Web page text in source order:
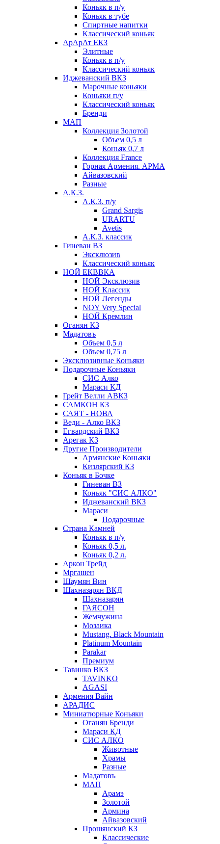
Коньяк в п/у
Коньяк в тубе
Спиртные напитки
Классический коньяк
АрАрАт ЕКЗ
Элитные
Коньяк в п/у
Классический коньяк
Иджеванский ВКЗ
Марочные коньяки
Коньяки п/у
Классический коньяк
Бренди
МАП
Коллекция Золотой
Объем 0,5 л
Коньяк 0,7 л
Коллекция France
Горная Армения. АРМА
Айвазовский
Разные
А.К.З.
А.К.З. п/у
Grand Sargis
URARTU
Avetis
А.К.З. классик
Гиневан ВЗ
Эксклюзив
Классический коньяк
НОЙ ЕКВВКА
НОЙ Эксклюзив
НОЙ Классик
НОЙ Легенды
NOY Very Speсial
НОЙ Кремлин
Оганян КЗ
Мадатовъ
Объем 0,5 л
Объем 0,75 л
Эксклюзивные Коньяки
Подарочные Коньяки
СИС Алко
Мараси КД
Грейт Велли АВКЗ
САМКОН КЗ
САЯТ - НОВА
Веди - Алко ВКЗ
Егвардский ВКЗ
Арегак КЗ
Другие Производители
Армянские Коньяки
Кизлярский КЗ
Коньяк в Бочке
Гиневан ВЗ
Коньяк "СИС АЛКО"
Иджеванский ВКЗ
Мараси
Подарочные
Страна Камней
Коньяк в п/у
Коньяк 0,5 л.
Коньяк 0,2 л.
Аркон Трейд
Мргашен
Шаумян Вин
Шахназарян ВКД
Шахназарян
ГАЯСОН
Жемчужина
Мозаика
Mustang. Black Mountain
Platinum Mountain
Parakar
Премиум
Тавинко ВКЗ
TAVINKO
AGASI
Армения Вайн
АРАДИС
Миниатюрные Коньяки
Оганян Бренди
Мараси КД
СИС АЛКО
Животные
Храмы
Разные
Мадатовъ
МАП
Арамэ
Золотой
Армина
Айвазовский
Прошянский КЗ
Классические